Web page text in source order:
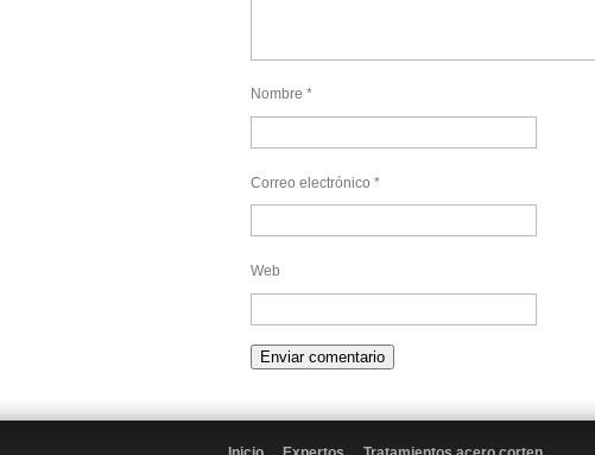
Nombre *
Correo electrónico *
Web